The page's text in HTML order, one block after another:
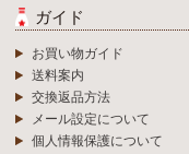
ガイド
お買い物ガイド
送料案内
交換返品方法
メール設定について
個人情報保護について